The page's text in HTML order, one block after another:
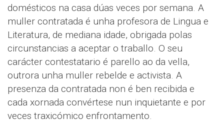
domésticos na casa dúas veces por semana. A
muller contratada é unha profesora de Lingua e
Literatura, de mediana idade, obrigada polas
circunstancias a aceptar o traballo. O seu
carácter contestatario é parello ao da vella,
outrora unha muller rebelde e activista. A
presenza da contratada non é ben recibida e
cada xornada convértese nun inquietante e por
veces traxicómico enfrontamento.